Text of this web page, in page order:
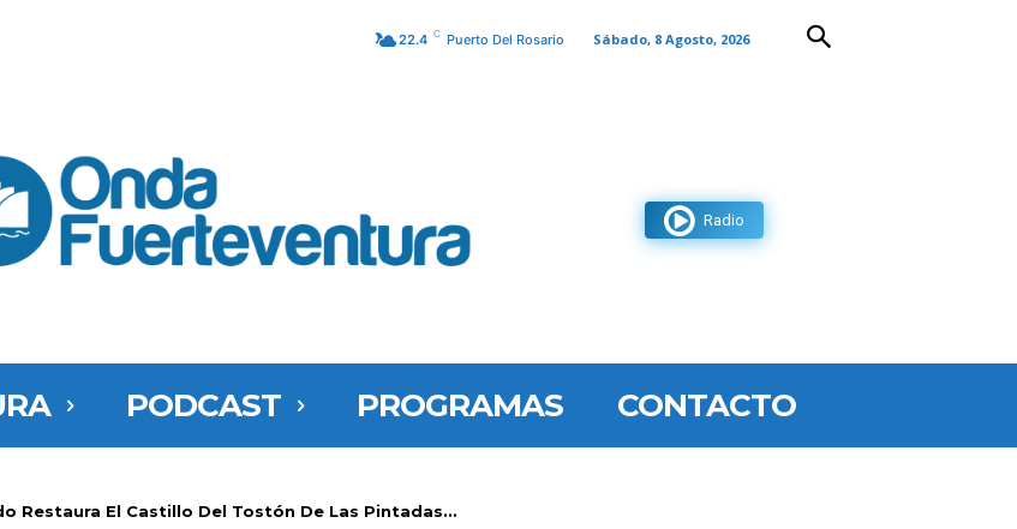
22.4 C Puerto Del Rosario Sábado, 8 Agosto, 2026
Radio
PODCAST PROGRAMAS CONTACTO
Restaura El Castillo Del Tostón De Las Pintadas...